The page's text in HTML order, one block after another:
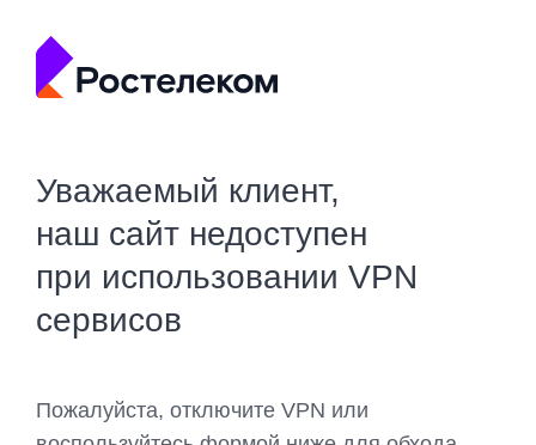
Уважаемый клиент,
наш сайт недоступен
при использовании VPN
сервисов
Пожалуйста, отключите VPN или